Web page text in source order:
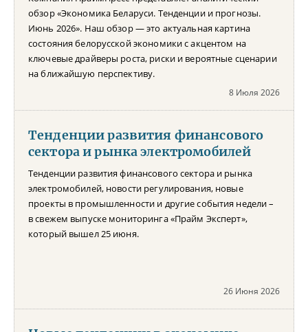
обзор «Экономика Беларуси. Тенденции и прогнозы.
Июнь 2026». Наш обзор — это актуальная картина
состояния белорусской экономики с акцентом на
ключевые драйверы роста, риски и вероятные сценарии
на ближайшую перспективу.
8 Июля 2026
Тенденции развития финансового
сектора и рынка электромобилей
Тенденции развития финансового сектора и рынка
электромобилей, новости регулирования, новые
проекты в промышленности и другие события недели –
в свежем выпуске мониторинга «Прайм Эксперт»,
который вышел 25 июня.
26 Июня 2026